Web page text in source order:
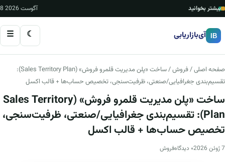
بیشتر بخوانید 8 آگوست 2026
IB آی‌بازاریابی ☾
☰
صفحه اصلی/فروش
/ ساخت «پلن مدیریت قلمرو فروش» (Sales Territory Plan):
تقسیم‌بندی جغرافیایی/صنعتی، ظرفیت‌سنجی، تخصیص حساب‌ها + قالب اکسل
ساخت «پلن مدیریت قلمرو فروش» (Sales Territory
Plan): تقسیم‌بندی جغرافیایی/صنعتی، ظرفیت‌سنجی،
تخصیص حساب‌ها + قالب اکسل
7 ژوئن 2026 ۰ دیدگاه فروش